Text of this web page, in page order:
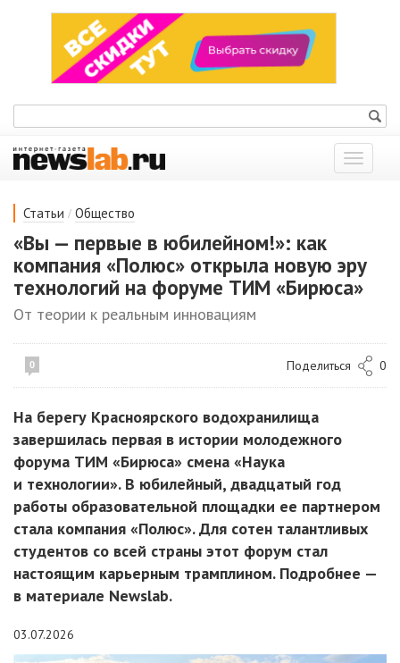
Показать
меню
Статьи / Общество
«Вы — первые в юбилейном!»: как
компания «Полюс» открыла новую эру
технологий на форуме ТИМ «Бирюса»
От теории к реальным инновациям
0 Поделиться 0
На берегу Красноярского водохранилища
завершилась первая в истории молодежного
форума ТИМ «Бирюса» смена «Наука
и технологии». В юбилейный, двадцатый год
работы образовательной площадки ее партнером
стала компания «Полюс». Для сотен талантливых
студентов со всей страны этот форум стал
настоящим карьерным трамплином. Подробнее —
в материале Newslab.
03.07.2026